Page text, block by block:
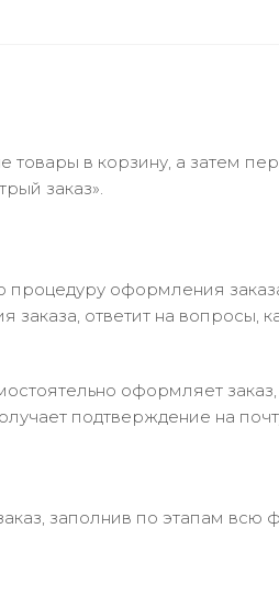
в корзину, а затем
заказ».
процедуру оформления
ответит на вопросы,
оформляет
подтверждение на
заполнив по этапам всю